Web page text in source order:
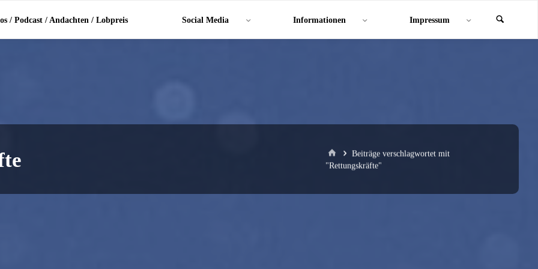
/ Podcast / Andachten / Lobpreis Social Media Informationen Impressum
StartBeiträge verschlagwortet mit
"Rettungskräfte"